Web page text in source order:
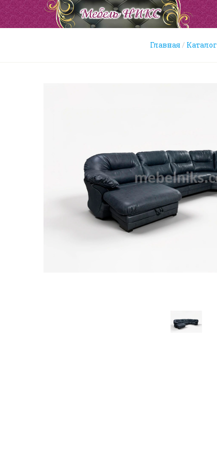
Главная Каталог